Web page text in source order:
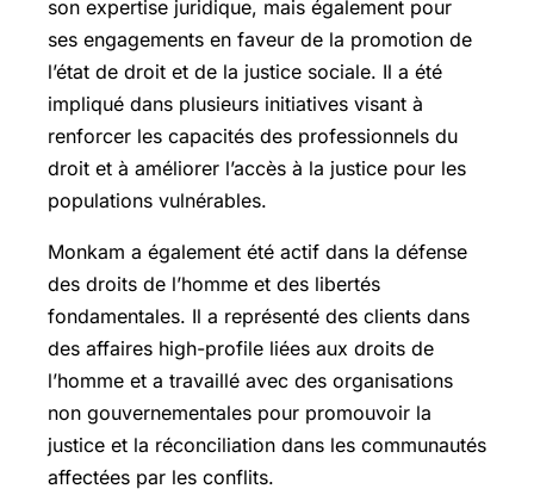
son expertise juridique, mais également pour
ses engagements en faveur de la promotion de
l’état de droit et de la justice sociale. Il a été
impliqué dans plusieurs initiatives visant à
renforcer les capacités des professionnels du
droit et à améliorer l’accès à la justice pour les
populations vulnérables.
Monkam a également été actif dans la défense
des droits de l’homme et des libertés
fondamentales. Il a représenté des clients dans
des affaires high-profile liées aux droits de
l’homme et a travaillé avec des organisations
non gouvernementales pour promouvoir la
justice et la réconciliation dans les communautés
affectées par les conflits.